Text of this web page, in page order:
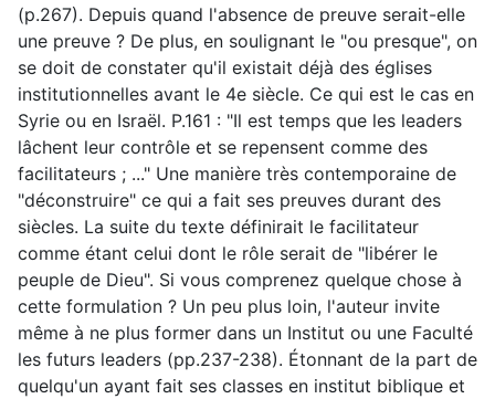
(p.267). Depuis quand l'absence de preuve serait-elle
une preuve ? De plus, en soulignant le "ou presque", on
se doit de constater qu'il existait déjà des églises
institutionnelles avant le 4e siècle. Ce qui est le cas en
Syrie ou en Israël. P.161 : "Il est temps que les leaders
lâchent leur contrôle et se repensent comme des
facilitateurs ; ..." Une manière très contemporaine de
"déconstruire" ce qui a fait ses preuves durant des
siècles. La suite du texte définirait le facilitateur
comme étant celui dont le rôle serait de "libérer le
peuple de Dieu". Si vous comprenez quelque chose à
cette formulation ? Un peu plus loin, l'auteur invite
même à ne plus former dans un Institut ou une Faculté
les futurs leaders (pp.237-238). Étonnant de la part de
quelqu'un ayant fait ses classes en institut biblique et